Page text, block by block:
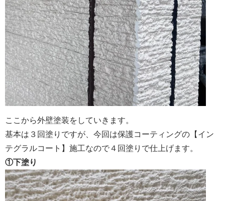
ここから外壁塗装をしていきます。
基本は３回塗りですが、今回は保護コーティングの【イン
テグラルコート】施工なので４回塗りで仕上げます。
①下塗り